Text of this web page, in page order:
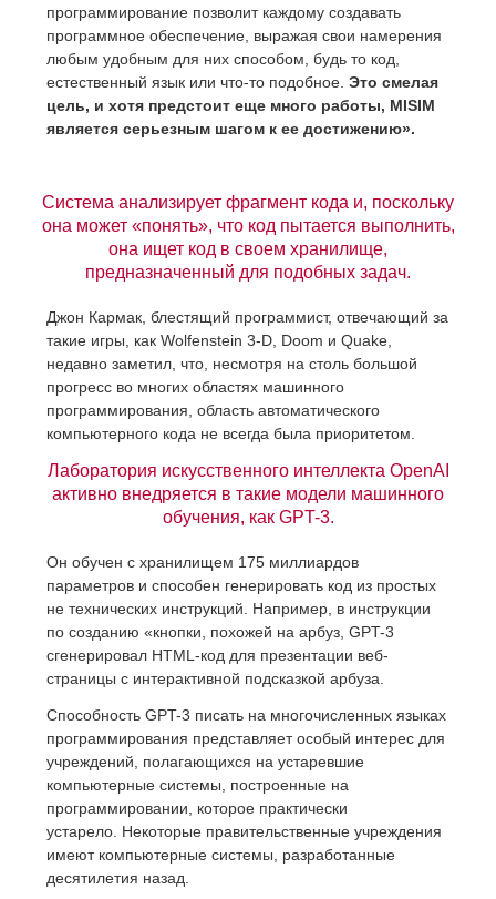
программирование позволит каждому создавать
программное обеспечение, выражая свои намерения
любым удобным для них способом, будь то код,
естественный язык или что-то подобное.Это смелая
цель, и хотя предстоит еще много работы, MISIM
является серьезным шагом к ее достижению».
Система анализирует фрагмент кода и, поскольку
она может «понять», что код пытается выполнить,
она ищет код в своем хранилище,
предназначенный для подобных задач.
Джон Кармак, блестящий программист, отвечающий за
такие игры, как Wolfenstein 3-D, Doom и Quake,
недавно заметил, что, несмотря на столь большой
прогресс во многих областях машинного
программирования, область автоматического
компьютерного кода не всегда была приоритетом.
Лаборатория искусственного интеллекта OpenAI
активно внедряется в такие модели машинного
обучения, как GPT-3.
Он обучен с хранилищем 175 миллиардов
параметров и способен генерировать код из простых
не технических инструкций. Например, в инструкции
по созданию «кнопки, похожей на арбуз, GPT-3
сгенерировал HTML-код для презентации веб-
страницы с интерактивной подсказкой арбуза.
Способность GPT-3 писать на многочисленных языках
программирования представляет особый интерес для
учреждений, полагающихся на устаревшие
компьютерные системы, построенные на
программировании, которое практически
устарело. Некоторые правительственные учреждения
имеют компьютерные системы, разработанные
десятилетия назад.